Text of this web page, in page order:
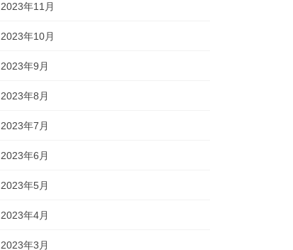
2023年11月
2023年10月
2023年9月
2023年8月
2023年7月
2023年6月
2023年5月
2023年4月
2023年3月